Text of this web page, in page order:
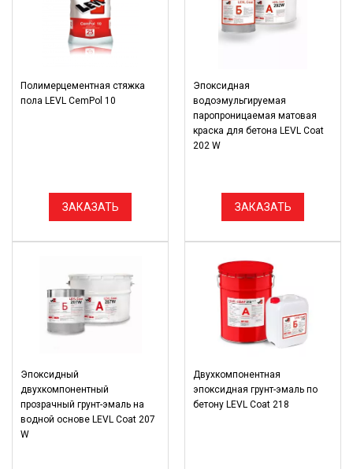
Полимерцементная стяжка
пола LEVL CemPol 10
ЗАКАЗАТЬ
Эпоксидная
водоэмульгируемая
паропроницаемая матовая
краска для бетона LEVL Coat
202 W
ЗАКАЗАТЬ
Эпоксидный
двухкомпонентный
прозрачный грунт-эмаль на
водной основе LEVL Coat 207
W
Двухкомпонентная
эпоксидная грунт-эмаль по
бетону LEVL Coat 218